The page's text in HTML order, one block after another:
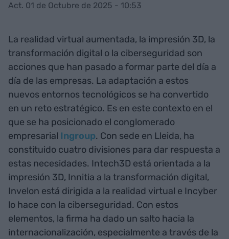
Act. 01 de Octubre de 2025 - 10:53
La realidad virtual aumentada, la impresión 3D, la
transformación digital o la ciberseguridad son
acciones que han pasado a formar parte del día a
día de las empresas. La adaptación a estos
nuevos entornos tecnológicos se ha convertido
en un reto estratégico. Es en este contexto en el
que se ha posicionado el conglomerado
empresarial Ingroup. Con sede en Lleida, ha
constituido cuatro divisiones para dar respuesta a
estas necesidades. Intech3D está orientada a la
impresión 3D, Innitia a la transformación digital,
Invelon está dirigida a la realidad virtual e Incyber
lo hace con la ciberseguridad. Con estos
elementos, la firma ha dado un salto hacia la
internacionalización, especialmente a través de la